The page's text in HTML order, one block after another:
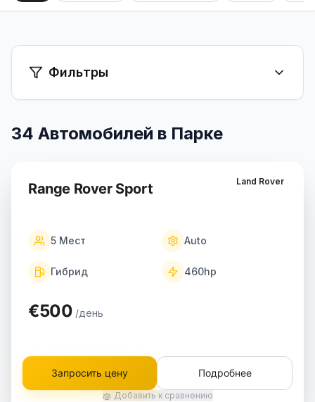
Фильтры
34 Автомобилей в Парке
Land Rover
Range Rover Sport
5 Мест Auto
Гибрид 460hp
€500 /день
Запросить цену Подробнее
Добавить к сравнению